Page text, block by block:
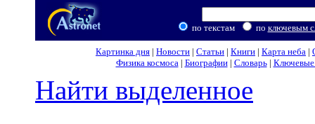
по текстам по ключевым
Картинка дня | Новости | Статьи | Книги | Карта неба |
Физика космоса| Биографии| Словарь| Ключевые
Найти выделенное